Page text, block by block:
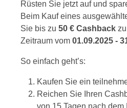
Rüsten Sie jetzt auf und
Beim Kauf eines
Sie bis zu 50 € Cashback
Zeitraum vom 01.09.2025 -
So einfach geht’s:
Kaufen Sie ein
Reichen Sie Ihren
von 15 Tagen nach dem